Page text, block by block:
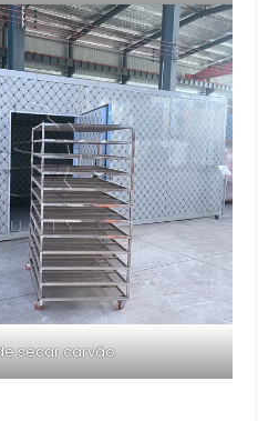
secar carvão